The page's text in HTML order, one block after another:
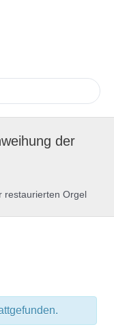
der
restaurierten Orgel